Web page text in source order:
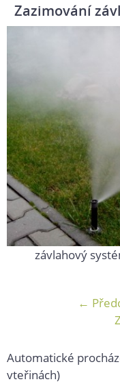
Zazimování
závlahový
←
Automatické
vteřinách)